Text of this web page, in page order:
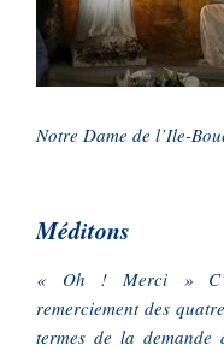
Notre Dame de l’Ile-
Méditons
« Oh ! Merci »
remerciement des
termes de la